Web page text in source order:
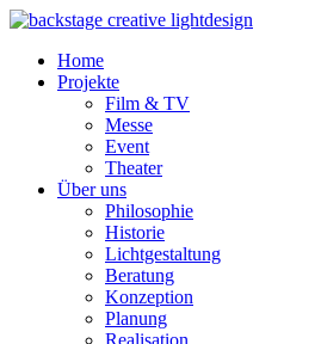
Home
Projekte
Film & TV
Messe
Event
Theater
Über uns
Philosophie
Historie
Lichtgestaltung
Beratung
Konzeption
Planung
Realisation